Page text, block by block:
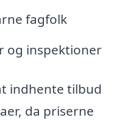
fagfolk
og inspektioner
indhente tilbud
da priserne